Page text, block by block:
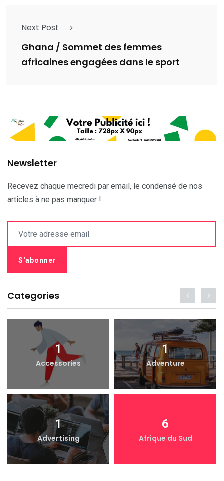
Next Post
Ghana / Sommet des femmes
africaines engagées dans le sport
Newsletter
Recevez chaque mecredi par email, le condensé de nos
articles à ne pas manquer !
Categories
1
Accessories
1
Adventure
1
Advertising
6
Afrique du Sud